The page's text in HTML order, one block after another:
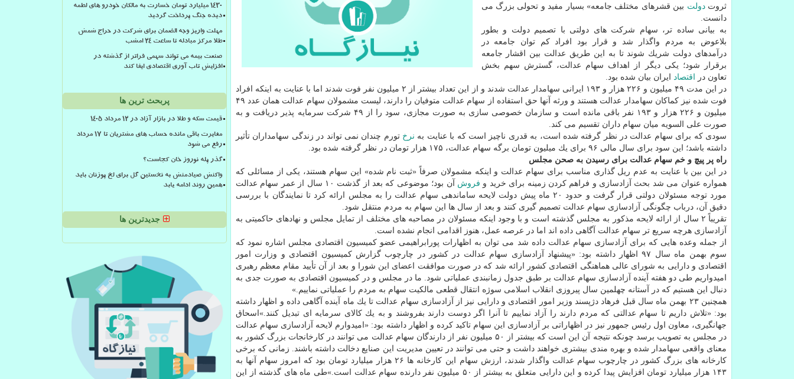
ثروتدولت بین قشرهای مختلف جامعه» بسیار مفید و تحولی بزرگ می
دانست.
به بیانی ساده تر، سهام شركت های دولتی با تصمیم دولت و بطور
بلاعوض به مردم واگذار شد و قرار بود افراد كم توان جامعه در
درآمدهای دولت شریك شوند تا به این طریق عدالت بین اقشار جامعه
برقرار شود؛ یكی دیگر از اهداف سهام عدالت، گسترش سهم بخش
تعاون در
اقتصاد ایران بیان شده بود.
در این مدت ۴۹ میلیون و ۲۲۶ هزار و ۱۹۳ ایرانی سهامدار عدالت شدند و از این تعداد بیشتر از ۲ میلیون نفر فوت شدند اما با عنایت به اینكه افراد
فوت شده نیز كماكان سهامدار عدالت هستند و ورثه آنها حق استفاده از سهام عدالت متوفیان را دارند، لیست مشمولان سهام عدالت همان عدد ۴۹
میلیون و ۲۲۶ هزار و ۱۹۳ نفر باقی مانده است و سازمان خصوصی سازی به صورت مجازی، سود را از ۴۹ شركت سرمایه پذیر دریافت و به
صورت علی السویه میان سهام داران تقسیم می كند.
سودی كه برای سهام عدالت در نظر گرفته شده است، به قدری ناچیز است كه با عنایت به نرخ تورم چندان نمی تواند در زندگی سهامداران تأثیر
داشته باشد؛ این سود برای سال مالی ۹۶ برای یك میلیون تومان برگه سهام عدالت، ۱۷۵ هزار تومان در نظر گرفته شده بود.
راه پر پیچ و خم سهام عدالت برای رسیدن به صحن مجلس
در این بین با عنایت به عدم ریل گذاری مناسب برای سهام عدالت و اینكه مشمولان صرفاً «ثبت نام شده» این سهام هستند، یكی از مسائلی كه
همواره عنوان می شد بحث آزادسازی و فراهم كردن زمینه برای خرید و فروش
آن بود؛ موضوعی كه بعد از گذشت ۱۰ سال از عمر سهام عدالت
مورد توجه مسئولان دولتی قرار گرفت و حدود ۲۰ ماه پیش دولت لایحه ساماندهی سهام عدالت را به مجلس ارائه كرد تا نمایندگان با بررسی
دقیق آن، درباب چگونگی آزادسازی سهام عدالت تصمیم گیری كنند و بعد از سال ها این سهام به مردم منتقل شود.
تقریباً ۲ سال از ارائه لایحه مذكور به مجلس گذشته است و با وجود اینكه مسئولان در مصاحبه های مختلف از تمایل مجلس و نهادهای حاكمیتی به
آزادسازی هرچه سریع تر سهام عدالت آگاهی داده اند اما در عرصه عمل، هنوز اقدامی انجام نشده است.
از جمله وعده هایی كه برای آزادسازی سهام عدالت داده شد می توان به اظهارات پورابراهیمی عضو كمیسیون اقتصادی مجلس اشاره نمود كه
سوم بهمن ماه سال ۹۷ اظهار داشته بود: «پیشنهاد آزادسازی سهام عدالت در كشور در چارچوب گزارش كمیسیون اقتصادی و وزارت امور
اقتصادی و دارایی به شورای عالی هماهنگی اقتصادی كشور ارائه شد كه در صورت موافقت اعضای این شورا و بعد از آن تأیید مقام معظم رهبری
امیدواریم طی دو هفته آینده آزادسازی سهام عدالت بر طبق جدول زمانبندی عملیاتی شود. ما در مجلس و در كمیسیون اقتصادی به صورت جدی به
دنبال این هستیم كه در آستانه چهلمین سال پیروزی انقلاب اسلامی سوژه انتقال قطعی مالكیت سهام به مردم را عملیاتی نماییم.»
همچنین ۲۳ بهمن ماه سال قبل فرهاد دژپسند وزیر امور اقتصادی و دارایی نیز از آزادسازی سهام عدالت تا یك ماه آینده آگاهی داده و اظهار داشته
بود: «تلاش داریم تا سهام عدالتی كه مردم دارند را آزاد نماییم تا آنرا اگر دوست دارند بفروشند و به یك كالای سرمایه ای تبدیل كنند.»اسحاق
جهانگیری، معاون اول رئیس جمهور نیز در اظهاراتی بر آزادسازی این سهام تاكید كرده و اظهار داشته بود: «امیدوارم لایحه آزادسازی سهام عدالت
در مجلس به تصویب برسد چونكه نتیجه آن این است كه بیشتر از ۵۰ میلیون نفر از دارندگان سهام عدالت می توانند در كارخانجات بزرگ كشور به
معنای واقعی سهامدار شده و بهره مندی بیشتری خواهند داشت و حتی می توانند در تعیین مدیریت این صنایع دخالت داشته باشند. زمانی كه برخی
كارخانه های بزرگ كشور در چارچوب سهام عدالت واگذار شدند، ارزش سهام این كارخانه ها ۲۶ هزار میلیارد تومان بود كه امروز سهام آنها به
۱۴۳ هزار میلیارد تومان افزایش پیدا كرده و این دارایی متعلق به بیشتر از ۵۰ میلیون نفر دارنده سهام عدالت است.»طی ماه های گذشته از این
۱۴۳۰ میلیارد تومان خسارت به مالکان خودرو های لطمه
دیده جنگ پرداخت گردید
مهلت واریز وجه الضمان برای شرکت در حراج شمش
طلا مرکز مبادله تا ساعت ۲۴ امشب
صنعت بیمه می تواند سهمی فراتر از گذشته در
افزایش تاب آوری اقتصادی ایفا کند
پربحث ترین ها
قیمت سکه و طلا در بازار آزاد در ۱۲ مرداد ۱۴۰۵
مغایرت باقی مانده حساب های مشتریان تا 17 مرداد
رفع می شود
گذر پله نوروز خان کجاست؟
واکنش صیادمنش به نخستین گل برای لخ پوزنان باید
همین روند ادامه یابد
جدیدترین ها